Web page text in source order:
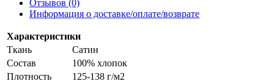
Отзывов (0)
Информация о доставке/оплате/возврате
Характеристики
Ткань
Сатин
Состав
100% хлопок
Плотность
125-138 г/м2